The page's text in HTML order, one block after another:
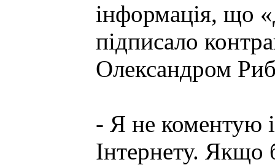
інформація, що
підписало
Олександром
- Я не коментую
Інтернету. Якщо